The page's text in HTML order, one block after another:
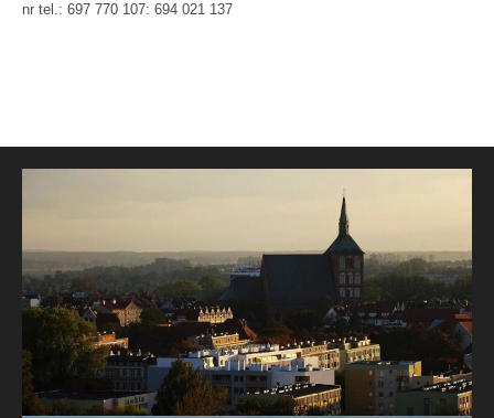
nr tel.: 697 770 107: 694 021 137